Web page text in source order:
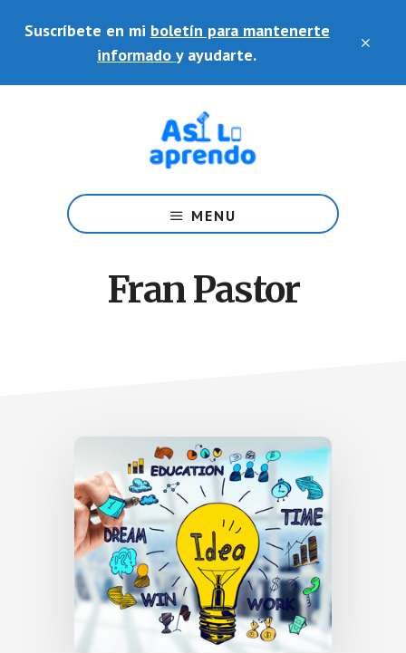
Suscríbete en mi boletín para mantenerte
informadoy ayudarte.
a
docentes
inteligencia
artificial.
para
mejorar
su
productividad
de
MENU
Fran Pastor